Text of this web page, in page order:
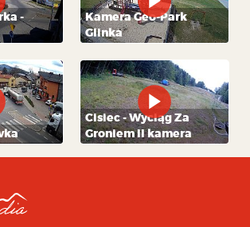
-
Kamera Geo-Park
Glinka
Cisiec - Wyciąg Za
Groniem II kamera